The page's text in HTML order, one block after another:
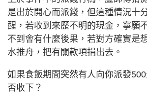
是出於開心而派錢，但這種情況十
醒，若收到來歷不明的現金，寧願
不到會有什麼後果，若對方確實是
水推舟，把有關款項捐出去。
如果食飯期間突然有人向你派發
否收下？